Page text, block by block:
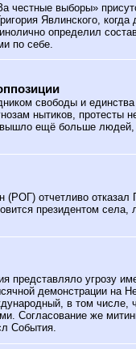
честные выборы»
Явлинского,
определил
по себе.
свободы и
нытиков, протесты
ещё больше
(РОГ) отчетливо
президентом села,
представляло угрозу
демонстрации на
в том числе,
Согласование же
События.